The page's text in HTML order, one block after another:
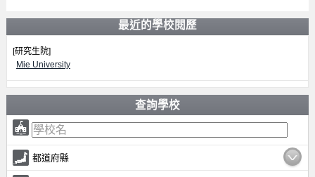
最近的學校閱歷
[研究生院]
Mie University
查詢學校
都道府縣